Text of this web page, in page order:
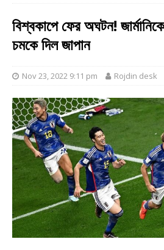
বিশ্বকাপে ফের অঘটন!
চমকে দিল জাপান
Nov 23, 2022 9:11 pm Rojdin desk